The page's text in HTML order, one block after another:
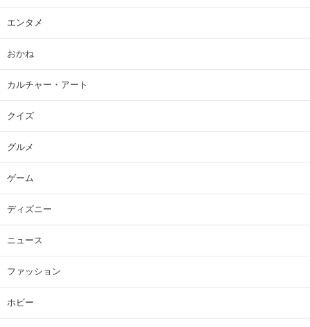
エンタメ
おかね
カルチャー・アート
クイズ
グルメ
ゲーム
ディズニー
ニュース
ファッション
ホビー